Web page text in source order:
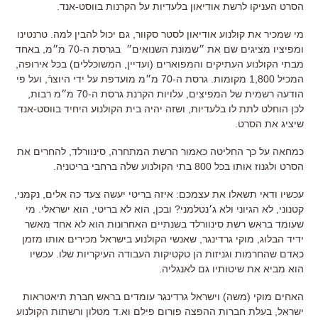
הסרט העניקו לרשת אודיאון בלעדיות על הקרנות בווסט-אנד.
מי שמכיר את קולנוע אודיאון לסטר סקוור, גם יכול להבין למה. טרנטינו
ומפיציו מציגים שם את ״שמונת השנואים״ בגרסת ה-70 מ״מ, באחד
מבתי הקולנוע העתיקים והמפוארים (ועדיין, המשוכללים) בכל אירופה,
המכיל 1,800 מקומות. גרסת ה-70 מ״מ מועדפת על ידי היוצרֿ, ועל פי
הודעה רשמית של המפיצים, עלויות הקרנת גרסת ה-70 מ״מ רבות,
לכן הוחלט לתת לו בלעדיות, ושזה יהיה בית הקולנוע היחיד בווסט-אנד
שיציג את הסרט.
כמחאה על כך החליטה כאמור הרשת המתחרה, סינוורלד, להחרים את
הסרט ולגנוז אותו בכל 800 בתי הקולנוע שלה ברחבי בריטניה.
עכשיו ודאי תשאלו את עצמכם: איזה בריטי יעשה צעד כה אלים, נקמני,
קטנוני, לא הגיוני ולא ג׳נטלמני? ובכן, הוא לא בריטי, הוא ישראלי. מי
שעומד בראש רשת סינוורלד בשנתיים האחרונות הוא לא אחד מאשר
ידיד הבלוג, מוקי גרדינגר, שאנשי הקולנוע בישראל מכירים אותו מזמן
כאדם שהחרמות וגניזות הן טקטיקות העבודה העיקריות שלו. עכשיו
הוא מביא את שיטותיו גם לאנגליה.
האחים מוקי (משה) וישראל גרדינגר עומדים בראש חברת תיאטראות
ישראל, בעלת חברות ההפצה פורום פילם וא.ד מטלון ורשתות הקולנוע